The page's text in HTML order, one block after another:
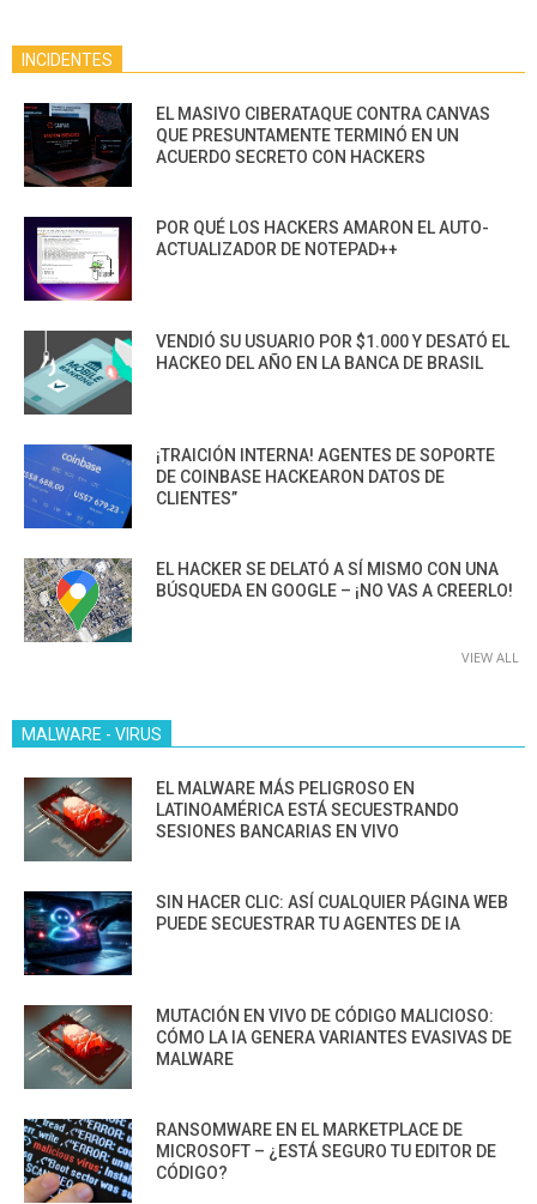
INCIDENTES
EL MASIVO CIBERATAQUE CONTRA CANVAS
QUE PRESUNTAMENTE TERMINÓ EN UN
ACUERDO SECRETO CON HACKERS
POR QUÉ LOS HACKERS AMARON EL AUTO-
ACTUALIZADOR DE NOTEPAD++
VENDIÓ SU USUARIO POR $1.000 Y DESATÓ EL
HACKEO DEL AÑO EN LA BANCA DE BRASIL
¡TRAICIÓN INTERNA! AGENTES DE SOPORTE
DE COINBASE HACKEARON DATOS DE
CLIENTES”
EL HACKER SE DELATÓ A SÍ MISMO CON UNA
BÚSQUEDA EN GOOGLE – ¡NO VAS A CREERLO!
VIEW ALL
MALWARE - VIRUS
EL MALWARE MÁS PELIGROSO EN
LATINOAMÉRICA ESTÁ SECUESTRANDO
SESIONES BANCARIAS EN VIVO
SIN HACER CLIC: ASÍ CUALQUIER PÁGINA WEB
PUEDE SECUESTRAR TU AGENTES DE IA
MUTACIÓN EN VIVO DE CÓDIGO MALICIOSO:
CÓMO LA IA GENERA VARIANTES EVASIVAS DE
MALWARE
RANSOMWARE EN EL MARKETPLACE DE
MICROSOFT – ¿ESTÁ SEGURO TU EDITOR DE
CÓDIGO?